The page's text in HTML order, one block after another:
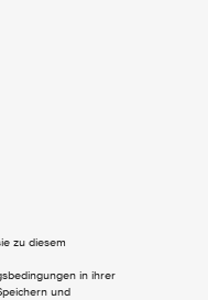
zu diesem
in ihrer
und